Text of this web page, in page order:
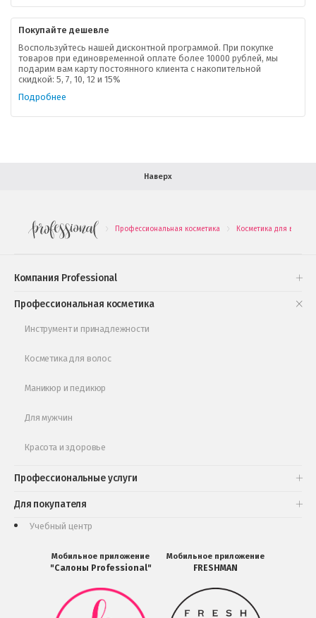
Покупайте дешевле
Воспользуйтесь нашей дисконтной программой. При покупке
товаров при единовременной оплате более 10000 рублей, мы
подарим вам карту постоянного клиента с накопительной
скидкой: 5, 7, 10, 12 и 15%
Подробнее
Наверх
. Профессиональная косметика . Косметика для волос
Компания Professional
Контактная информация
В помощь покупателю
Форма обратной связи
Профессиональная косметика
Инструмент и принадлежности
Косметика для волос
Маникюр и педикюр
Для мужчин
Красота и здоровье
Профессиональные услуги
Для покупателя
Подарочные наборы
Обучающее видео
Учебный центр
Мобильное приложение
"Салоны Professional"
Мобильное
приложение
Салоны
Мобильное приложение
FRESHMAN
Мобильное
приложение
FRESHMAN